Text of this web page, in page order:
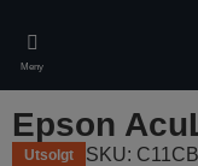
main
content
Meny
Epson
Utsolgt SKU: